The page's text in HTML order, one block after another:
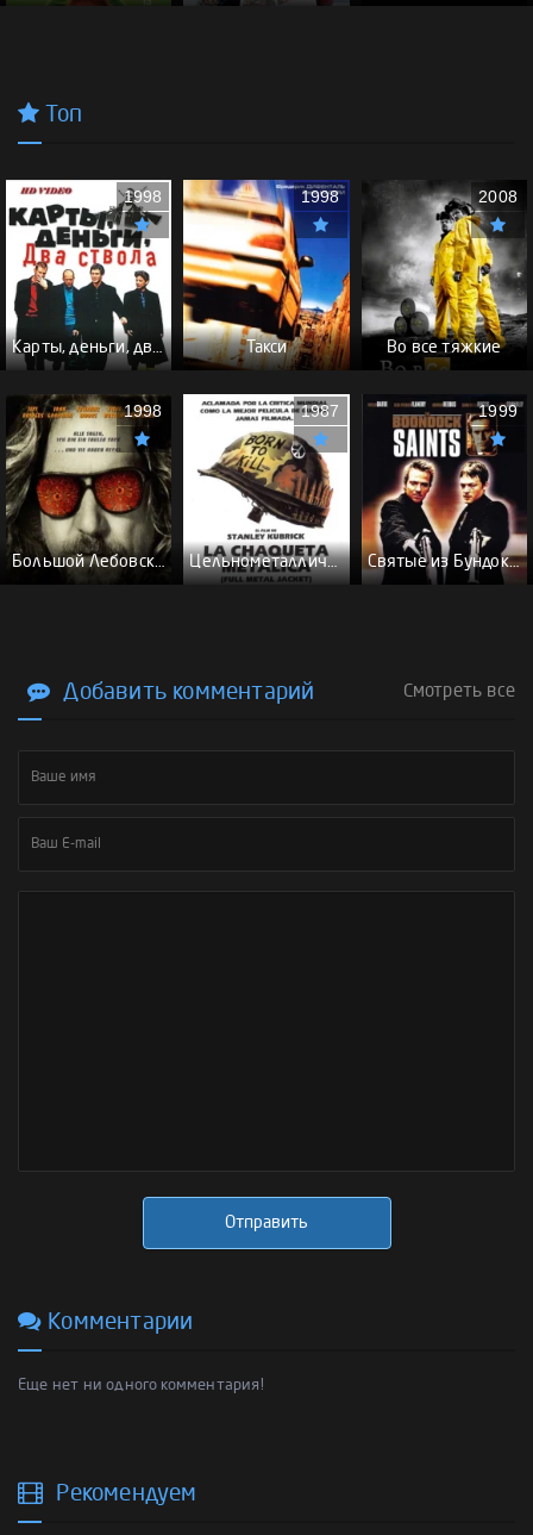
Топ
Карты, деньги, два ствола - (Перевод Гоблина)
1998
Такси
1998
Во все тяжкие
2008
Большой Лебовски - (Перевод Гоблина)
1998
Цельнометаллическая оболочка - (Перевод Гоблина)
1987
Святые из Бундока \ Святые из трущоб - (Перевод Гоблина)
1999
Добавить комментарий Смотреть все
Отправить
Комментарии
Еще нет ни одного комментария!
Рекомендуем